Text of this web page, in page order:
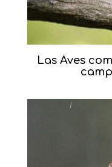
Las Aves